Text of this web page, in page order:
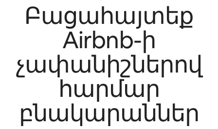
Բացահայտեք
Airbnb-ի
չափանիշներով
հարմար
բնակարաններ